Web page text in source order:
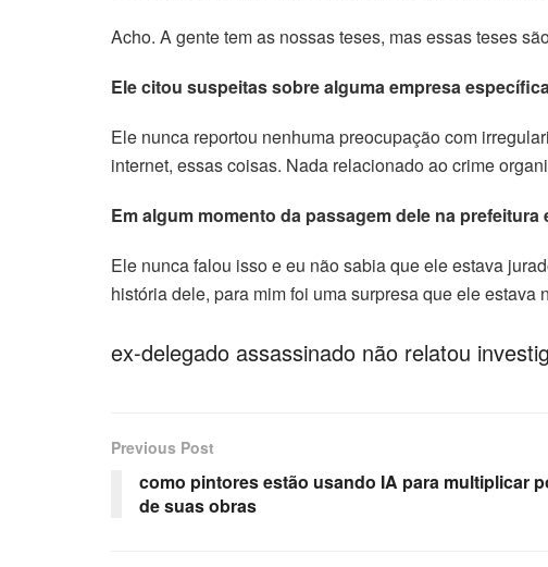
Acho. A gente tem as nossas teses, mas essas teses
Ele citou suspeitas sobre alguma empresa
Ele nunca reportou nenhuma preocupação com
internet, essas coisas. Nada relacionado ao crime
Em algum momento da passagem dele na
Ele nunca falou isso e eu não sabia que ele estava
história dele, para mim foi uma surpresa que ele
ex-delegado assassinado não relatou
Previous Post
como pintores estão usando IA para multiplicar
de suas obras